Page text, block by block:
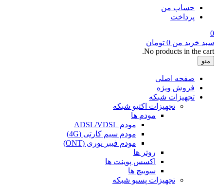
حساب من
پرداخت
0
سبد خرید من 0 تومان
No products in the cart.
منو
صفحه اصلی
فروش ویژه
تجهیزات شبکه
تجهیزات اکتیو شبکه
مودم ها
مودم ADSL/VDSL
مودم سیم کارتی (4G)
مودم فیبر نوری (ONT)
روتر ها
اکسس پوینت ها
سوییچ ها
تجهیزات پسیو شبکه